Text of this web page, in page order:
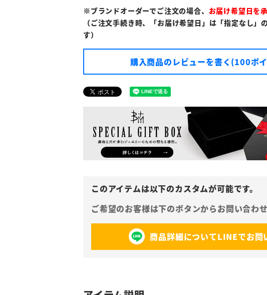
※ブランドオーダーでご注文の場合、 お届け希望日を
（ご注文手続き時、「お届け希望日」は「指定なし」
す）
購入商品のレビューを書く(100ポ
商品詳細についてLINEでお問